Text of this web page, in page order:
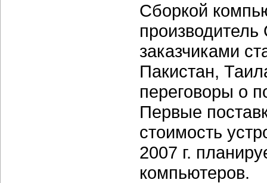
Сборкой
заказчиками
Пакистан,
переговоры о
Первые
стоимость
2007 г.
компьютеров.